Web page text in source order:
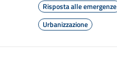
Risposta alle emergenze
Urbanizzazione